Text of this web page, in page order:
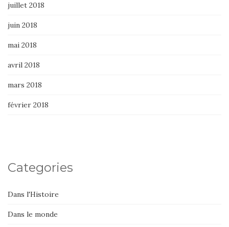
juillet 2018
juin 2018
mai 2018
avril 2018
mars 2018
février 2018
Categories
Dans l'Histoire
Dans le monde